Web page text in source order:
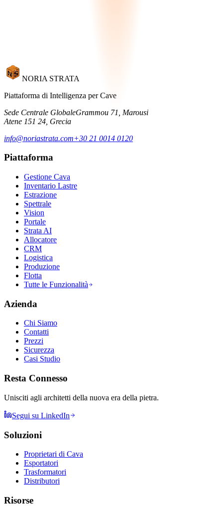
NORIA STRATA
Piattaforma di Intelligenza per Cave
Sede Centrale GlobaleGrammou 71, Marousi
Atene 151 24, Grecia
info@noriastrata.com+30 21 0014 0120
Piattaforma
Gestione Cava
Inventario Lastre
Estrazione
Spettrale
Vision
Portale
Strata AI
Allocatore
CRM
Logistica
Produzione
Flotta
Tutte le Funzionalità
Azienda
Chi Siamo
Contatti
Prezzi
Sicurezza
Casi Studio
Resta Connesso
Unisciti agli architetti della nuova era della pietra.
Segui su LinkedIn
Soluzioni
Proprietari di Cava
Esportatori
Trasformatori
Distributori
Risorse